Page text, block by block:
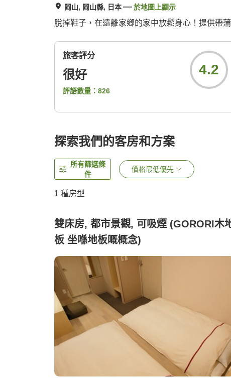
岡山, 岡山縣, 日本 於地圖上顯示
脫掉鞋子，在遠離家鄉的家中放鬆身心！提供帶
旅客評分
很好
評語數量： 826
4.2
探索我們的客房和方案
所有篩選條
件
價格最低優先
1 種房型
雙床房, 都市景觀, 可吸煙 (GORORI木
板 坐喺地板嘅概念)